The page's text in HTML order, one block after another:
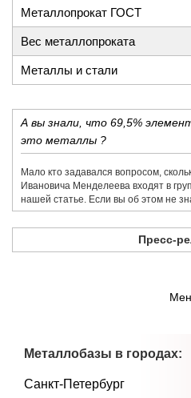
Металлопрокат ГОСТ
Вес металлопроката
Металлы и стали
А вы знали, что 69,5%
это металлы ?
Мало кто задавался вопросом,
Ивановича Менделеева входят в
нашей статье. Если вы об этом не
Пресс-
Металлобазы в городах:
Санкт-Петербург